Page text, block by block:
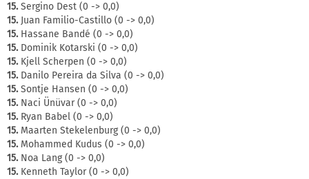
15.Sergino Dest (0 -> 0,0)
15.Juan Familio-Castillo (0 -> 0,0)
15.Hassane Bandé (0 -> 0,0)
15.Dominik Kotarski (0 -> 0,0)
15.Kjell Scherpen (0 -> 0,0)
15.Danilo Pereira da Silva (0 -> 0,0)
15.Sontje Hansen (0 -> 0,0)
15.Naci Ünüvar (0 -> 0,0)
15.Ryan Babel (0 -> 0,0)
15.Maarten Stekelenburg (0 -> 0,0)
15.Mohammed Kudus (0 -> 0,0)
15.Noa Lang (0 -> 0,0)
15.Kenneth Taylor (0 -> 0,0)